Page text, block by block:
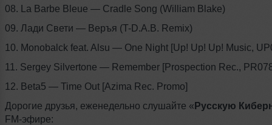
08. La Barbe Bleue — Cradle Song (William Blake)
09. Лади Свети — Веръя (T-D.A.B. Remix)
10. Monobalck feat. Alsu — One Night [Up! Up! Up! Music,
11. Sergey Silvertone — Remember [Prospection Rec.,
12. Beta5 — Time Out [Azima Rec. Promo]
Дорогие друзья, еженедельно слушайте « Русскую
FM-эфире: